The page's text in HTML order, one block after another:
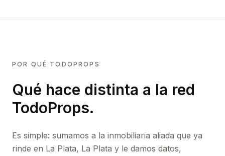
POR QUÉ TODOPROPS
Qué hace distinta a la red
TodoProps.
Es simple: sumamos a la inmobiliaria aliada que ya
rinde en La Plata, La Plata y le damos datos,